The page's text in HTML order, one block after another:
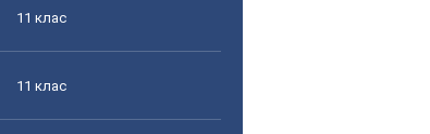
11 клас
11 клас